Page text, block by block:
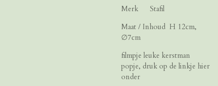
Merk Stafil
Maat / Inhoud H 12cm,
∅7cm
filmpje leuke kerstman
popje, druk op de linkje hier
onder